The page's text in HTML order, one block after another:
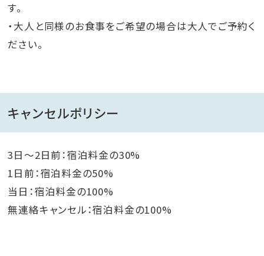
す。
・大人と同様のお食事をご希望の場合は大人でご予約く
ださい。
キャンセルポリシー
3日～2日前：宿泊料金の30%
1日前：宿泊料金の50%
当日：宿泊料金の100%
無連絡キャンセル：宿泊料金の100%